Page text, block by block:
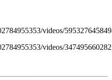
videos/
videos/